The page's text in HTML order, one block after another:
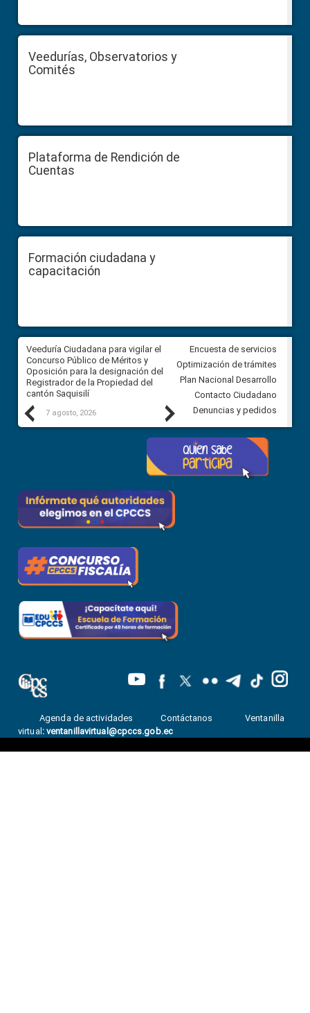
Veedurías, Observatorios y
Comités
Plataforma de Rendición de
Cuentas
Formación ciudadana y
capacitación
Previous
Veeduría Ciudadana para vigilar el
Concurso Público de Méritos y
Oposición para la designación del
Registrador de la Propiedad del
cantón Saquisilí
7 agosto, 2026
Veeduría Ciudadana para
construcción del asfaltado de
Ballenita del cantón Santa
7 agosto, 2026
Next
Encuesta de servicios
Optimización de trámites
Plan Nacional Desarrollo
Contacto Ciudadano
Denuncias y pedidos
Agenda de actividades Contáctanos
Ventanilla
virtual : ventanillavirtual@cpccs.gob.ec